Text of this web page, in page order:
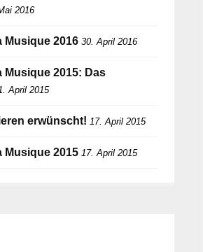
2016
Musique 2016 30. April 2016
Musique 2015: Das
April 2015
erwünscht! 17. April 2015
Musique 2015 17. April 2015